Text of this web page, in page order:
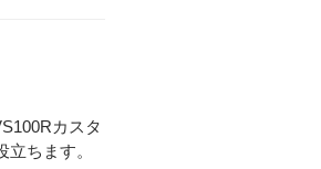
カスタ
ちます。